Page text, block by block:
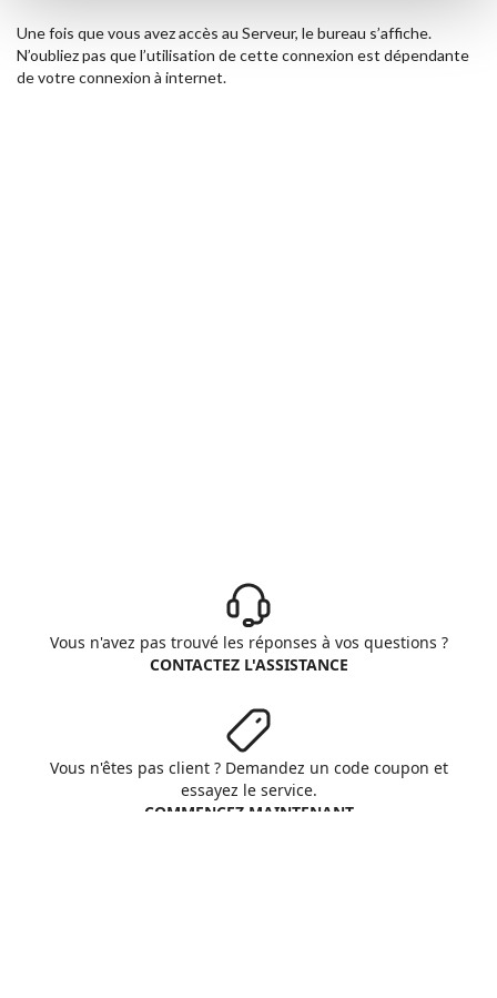
Une fois que vous avez accès au Serveur, le bureau s’affiche.
N’oubliez pas que l’utilisation de cette connexion est dépendante
de votre connexion à internet.
Vous n'avez pas trouvé les réponses à vos questions ?
CONTACTEZ L'ASSISTANCE
Vous n'êtes pas client ? Demandez un code coupon et
essayez le service.
COMMENCEZ MAINTENANT